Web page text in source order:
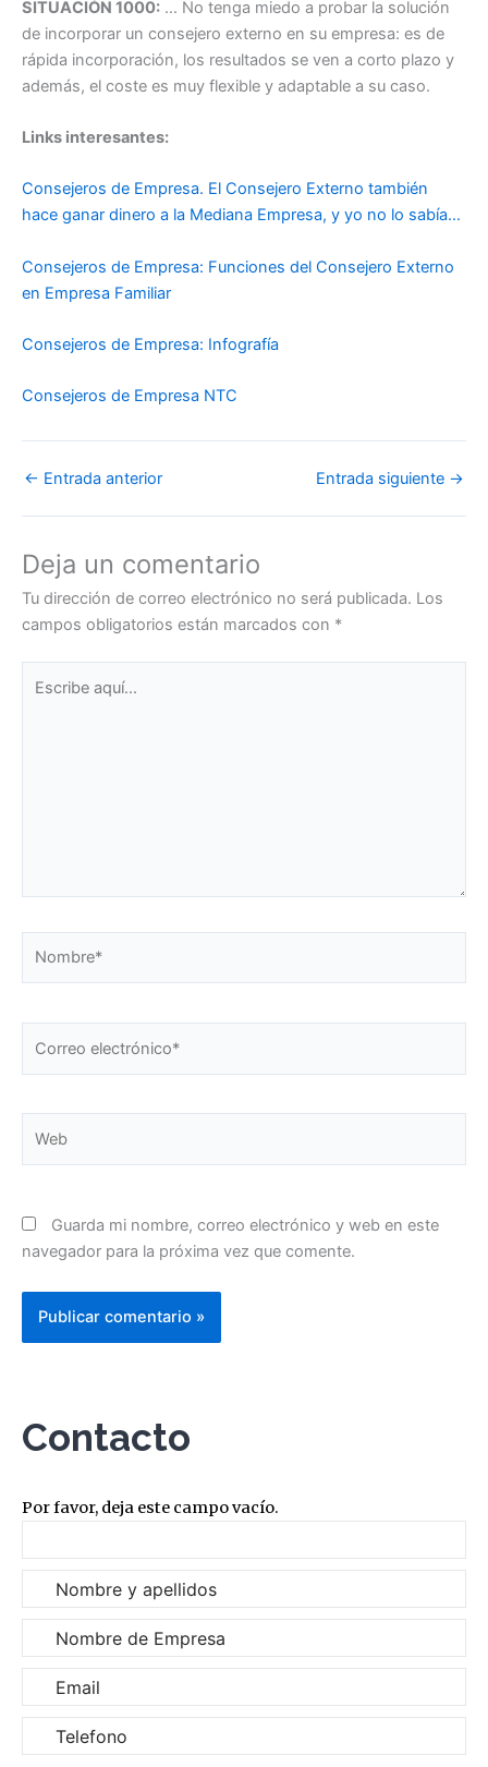
SITUACIÓN 1000: … No tenga miedo a probar la solución
de incorporar un consejero externo en su empresa: es de
rápida incorporación, los resultados se ven a corto plazo y
además, el coste es muy flexible y adaptable a su caso.
Links interesantes:
Consejeros de Empresa. El Consejero Externo también
hace ganar dinero a la Mediana Empresa, y yo no lo sabía…
Consejeros de Empresa: Funciones del Consejero Externo
en Empresa Familiar
Consejeros de Empresa: Infografía
Consejeros de Empresa NTC
← Entrada anterior Entrada siguiente →
Deja un comentario
Tu dirección de correo electrónico no será publicada. Los
campos obligatorios están marcados con *
aquí...
electrónico*
Guarda mi nombre, correo electrónico y web en este
navegador para la próxima vez que comente.
Contacto
Por favor, deja este campo vacío.